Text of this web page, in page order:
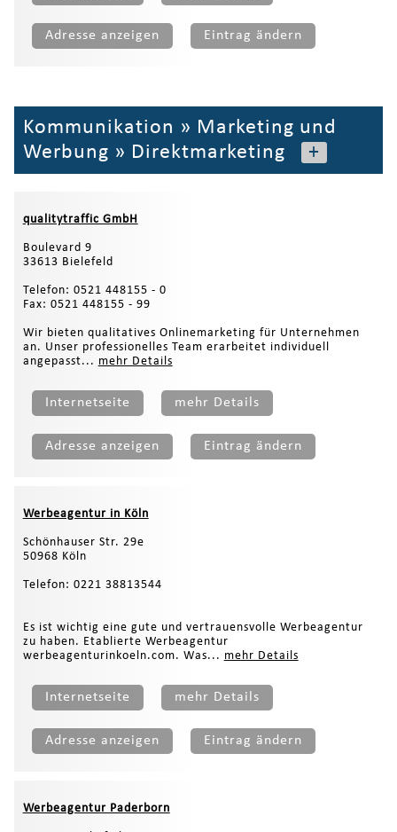
Adresse anzeigen Eintrag ändern
Kommunikation » Marketing und
Werbung » Direktmarketing +
qualitytraffic GmbH
Boulevard 9
33613 Bielefeld
Telefon: 0521 448155 - 0
Fax: 0521 448155 - 99
Wir bieten qualitatives Onlinemarketing für Unternehmen
an. Unser professionelles Team erarbeitet individuell
angepasst... mehr Details
Internetseite mehr Details
Adresse anzeigen Eintrag ändern
Werbeagentur in Köln
Schönhauser Str. 29e
50968 Köln
Telefon: 0221 38813544
Es ist wichtig eine gute und vertrauensvolle Werbeagentur
zu haben. Etablierte Werbeagentur
werbeagenturinkoeln.com. Was... mehr Details
Internetseite mehr Details
Adresse anzeigen Eintrag ändern
Werbeagentur Paderborn